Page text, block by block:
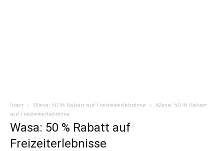
Start Wasa: 50 % Rabatt auf Freizeiterlebnisse
Wasa: 50 % Rabatt
auf Freizeiterlebnisse
Wasa: 50 % Rabatt auf
Freizeiterlebnisse